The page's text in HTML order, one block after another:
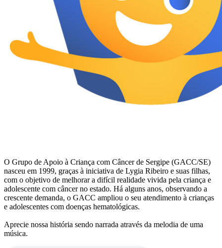
O Grupo de Apoio à Criança com Câncer de Sergipe (GACC/SE)
nasceu em 1999, graças à iniciativa de Lygia Ribeiro e suas filhas,
com o objetivo de melhorar a difícil realidade vivida pela criança e
adolescente com câncer no estado. Há alguns anos, observando a
crescente demanda, o GACC ampliou o seu atendimento à crianças
e adolescentes com doenças hematológicas.
Aprecie nossa história sendo narrada através da melodia de uma
música.